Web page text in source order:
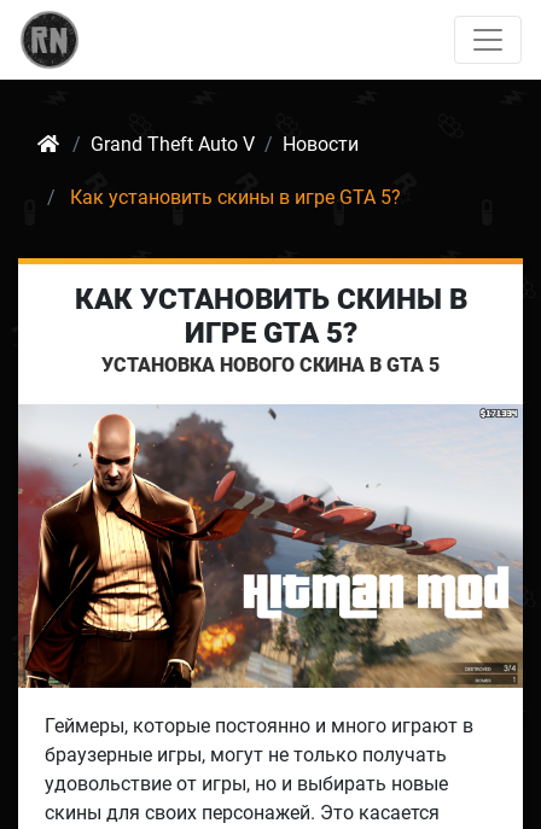
Grand Theft Auto V Новости
Как установить скины в игре GTA 5?
КАК УСТАНОВИТЬ СКИНЫ В
ИГРЕ GTA 5?
УСТАНОВКА НОВОГО СКИНА В GTA 5
Геймеры, которые постоянно и много играют в
браузерные игры, могут не только получать
удовольствие от игры, но и выбирать новые
скины для своих персонажей. Это касается